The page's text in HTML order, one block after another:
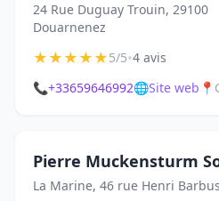
24 Rue Duguay Trouin, 29100
Douarnenez
★★★★★5/5•4 avis
📞+33659646992🌐Site web 📍
Pierre Muckensturm
La Marine, 46 rue Henri